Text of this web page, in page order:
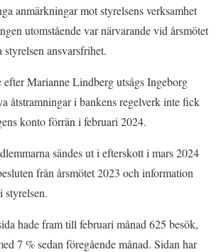
anmärkningar mot styrelsens verksamhet
utomstående var närvarande vid årsmötet
ansvarsfrihet.
Marianne Lindberg utsågs Ingeborg
åtstramningar i bankens regelverk inte fick
konto förrän i februari 2024.
sändes ut i efterskott i mars 2024
från årsmötet 2023 och information
styrelsen.
hade fram till februari månad 625 besök,
7 % sedan föregående månad. Sidan har